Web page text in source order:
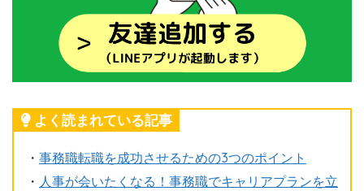
よく読まれている記事
・ 事務職転職を成功させるための3つのポイント
・ 人事が会いたくなる！事務職でキャリアプランを立